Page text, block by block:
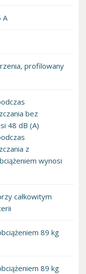
A
profilowany
bez
48 dB (A)
z
wynosi
całkowitym
89 kg
89 kg